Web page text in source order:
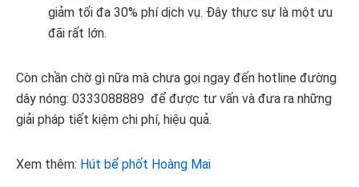
giảm tối đa 30% phí dịch vụ. Đây thực sự là một ưu
đãi rất lớn.
Còn chần chờ gì nữa mà chưa gọi ngay đến hotline đường
dây nóng: 0333088889 để được tư vấn và đưa ra những
giải pháp tiết kiệm chi phí, hiệu quả.
Xem thêm: Hút bể phốt Hoàng Mai